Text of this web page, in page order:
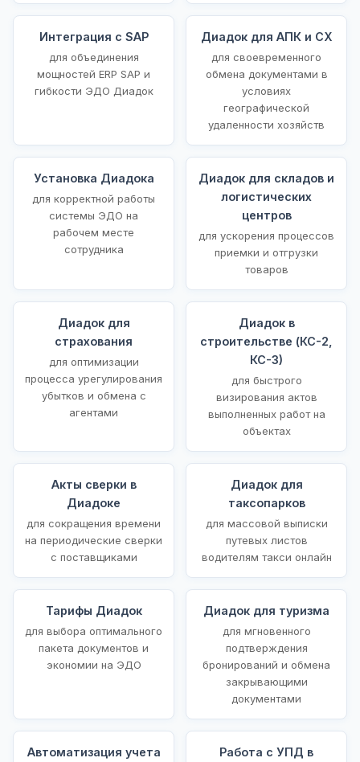
Интеграция с SAP
для объединения
мощностей ERP SAP и
гибкости ЭДО Диадок
Диадок для АПК и СХ
для своевременного
обмена документами в
условиях
географической
удаленности хозяйств
Установка Диадока
для корректной работы
системы ЭДО на
рабочем месте
сотрудника
Диадок для складов и
логистических
центров
для ускорения процессов
приемки и отгрузки
товаров
Диадок для
страхования
для оптимизации
процесса урегулирования
убытков и обмена с
агентами
Диадок в
строительстве (КС-2,
КС-3)
для быстрого
визирования актов
выполненных работ на
объектах
Акты сверки в
Диадоке
для сокращения времени
на периодические сверки
с поставщиками
Диадок для
таксопарков
для массовой выписки
путевых листов
водителям такси онлайн
Тарифы Диадок
для выбора оптимального
пакета документов и
экономии на ЭДО
Диадок для туризма
для мгновенного
подтверждения
бронирований и обмена
закрывающими
документами
Автоматизация учета
Работа с УПД в